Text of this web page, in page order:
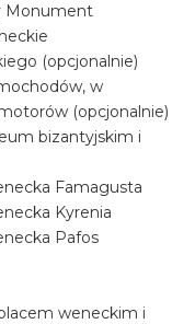
Monument
(opcjonalnie)
w
(opcjonalnie)
bizantyjskim i
Famagusta
Kyrenia
Pafos
weneckim i